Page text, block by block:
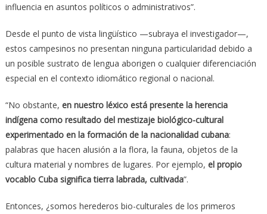
influencia en asuntos políticos o administrativos”.
Desde el punto de vista lingüístico —subraya el investigador—,
estos campesinos no presentan ninguna particularidad debido a
un posible sustrato de lengua aborigen o cualquier diferenciación
especial en el contexto idiomático regional o nacional.
“No obstante, en nuestro léxico está presente la herencia
indígena como resultado del mestizaje biológico-cultural
experimentado en la formación de la nacionalidad cubana:
palabras que hacen alusión a la flora, la fauna, objetos de la
cultura material y nombres de lugares. Por ejemplo, el propio
vocablo Cuba significa tierra labrada, cultivada”.
Entonces, ¿somos herederos bio-culturales de los primeros